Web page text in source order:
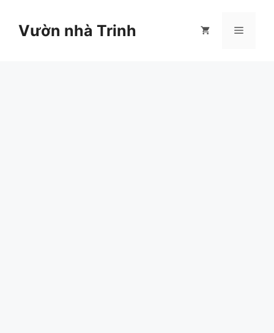
Vườn nhà Trinh Menu